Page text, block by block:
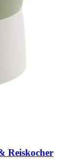
Reiskocher